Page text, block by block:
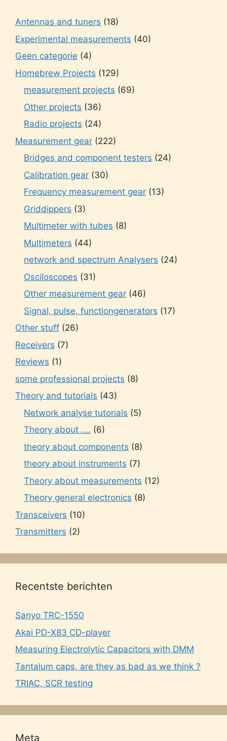
Antennas and tuners (18)
Experimental measurements (40)
Geen categorie (4)
Homebrew Projects (129)
measurement projects (69)
Other projects (36)
Radio projects (24)
Measurement gear (222)
Bridges and component testers (24)
Calibration gear (30)
Frequency measurement gear (13)
Griddippers (3)
Multimeter with tubes (8)
Multimeters (44)
network and spectrum Analysers (24)
Osciloscopes (31)
Other measurement gear (46)
Signal, pulse, functiongenerators (17)
Other stuff (26)
Receivers (7)
Reviews (1)
some professional projects (8)
Theory and tutorials (43)
Network analyse tutorials (5)
Theory about …. (6)
theory about components (8)
theory about instruments (7)
Theory about measurements (12)
Theory general electronics (8)
Transceivers (10)
Transmitters (2)
Recentste berichten
Sanyo TRC-1550
Akai PD-X83 CD-player
Measuring Electrolytic Capacitors with DMM
Tantalum caps, are they as bad as we think ?
TRIAC, SCR testing
Meta